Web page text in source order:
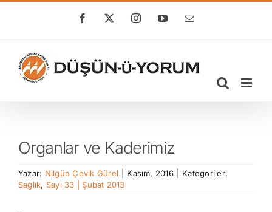
Facebook
X InstagramYouTube
E-
Organlar ve Kaderimiz
Yazar: Nilgün Çevik Gürel Kasım, 2016
Kategoriler:
Sağlık, Sayı 33 | Şubat 2013